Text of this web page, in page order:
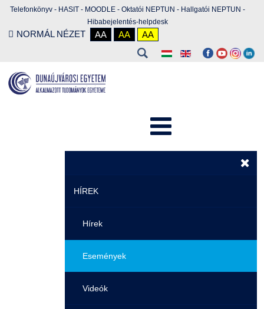
Telefonkönyv - HASIT - MOODLE - Oktatói NEPTUN - Hallgatói NEPTUN -
Hibabejelentés-helpdesk
NORMÁL NÉZET AA AA AA
HÍREK
Hírek
Események
Videók